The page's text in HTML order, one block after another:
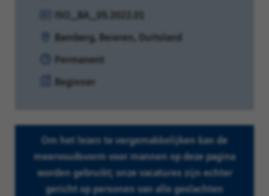
Referentie:
ISO_BA_05.2022.01
Locatie:
Bamberg, Beieren, Duitsland
Contracttype:
Permanent
Ervaringsniveau:
Beginner
Om het lezen te vergemakkelijken kan de
meervoudsvorm voor mannen op deze pagina
worden gebruikt; onze vacatures zijn echter
gericht op personen van alle geslachten